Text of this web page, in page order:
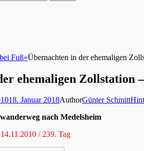
Fuß»Übernachten in der ehemaligen
ehemaligen Zollstation
18. Januar 2018AuthorGünter Schmitt
nach Medelsheim
/ 239. Tag